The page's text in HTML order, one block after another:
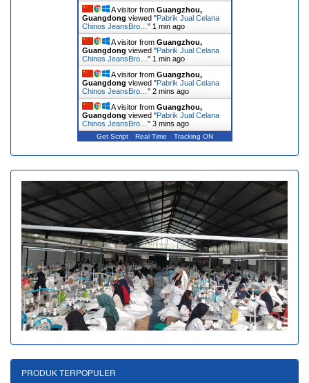
A visitor from Guangzhou,
Guangdong viewed "Pabrik Jual Celana
Chinos JeansBro… " 1 min ago
A visitor from Guangzhou,
Guangdong viewed "Pabrik Jual Celana
Chinos JeansBro… " 1 min ago
A visitor from Guangzhou,
Guangdong viewed "Pabrik Jual Celana
Chinos JeansBro… " 2 mins ago
A visitor from Guangzhou,
Guangdong viewed "Pabrik Jual Celana
Chinos JeansBro… " 3 mins ago
Get Script Real Time Tracking ON
PRODUK TERPOPULER